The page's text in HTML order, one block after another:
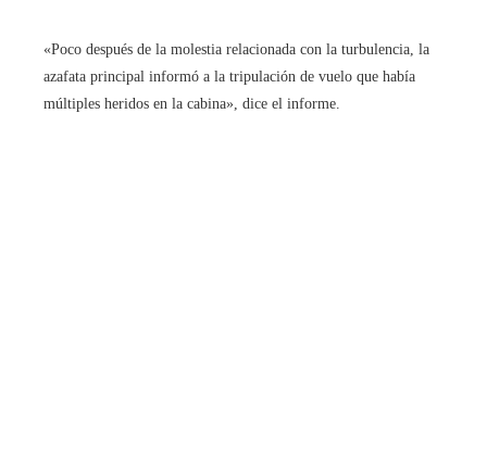
«Poco después de la molestia relacionada con la turbulencia, la
azafata principal informó a la tripulación de vuelo que había
múltiples heridos en la cabina», dice el informe.